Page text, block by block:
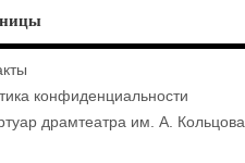
конфиденциальности
драмтеатра им. А. Кольцова